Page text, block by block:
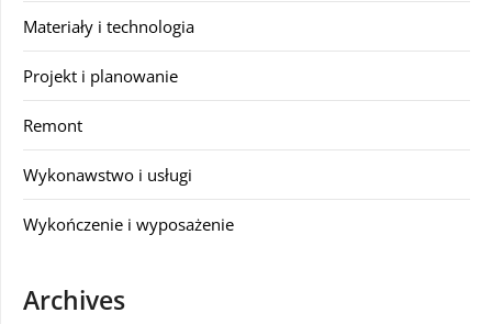
Materiały i technologia
Projekt i planowanie
Remont
Wykonawstwo i usługi
Wykończenie i wyposażenie
Archives